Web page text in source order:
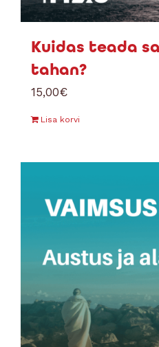
Kuidas teada
tahan?
15,00€
Lisa korvi